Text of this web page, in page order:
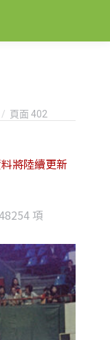
頁面 402
項
latest
將陸續更新